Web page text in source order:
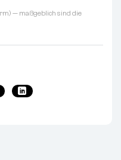
— maßgeblich sind die